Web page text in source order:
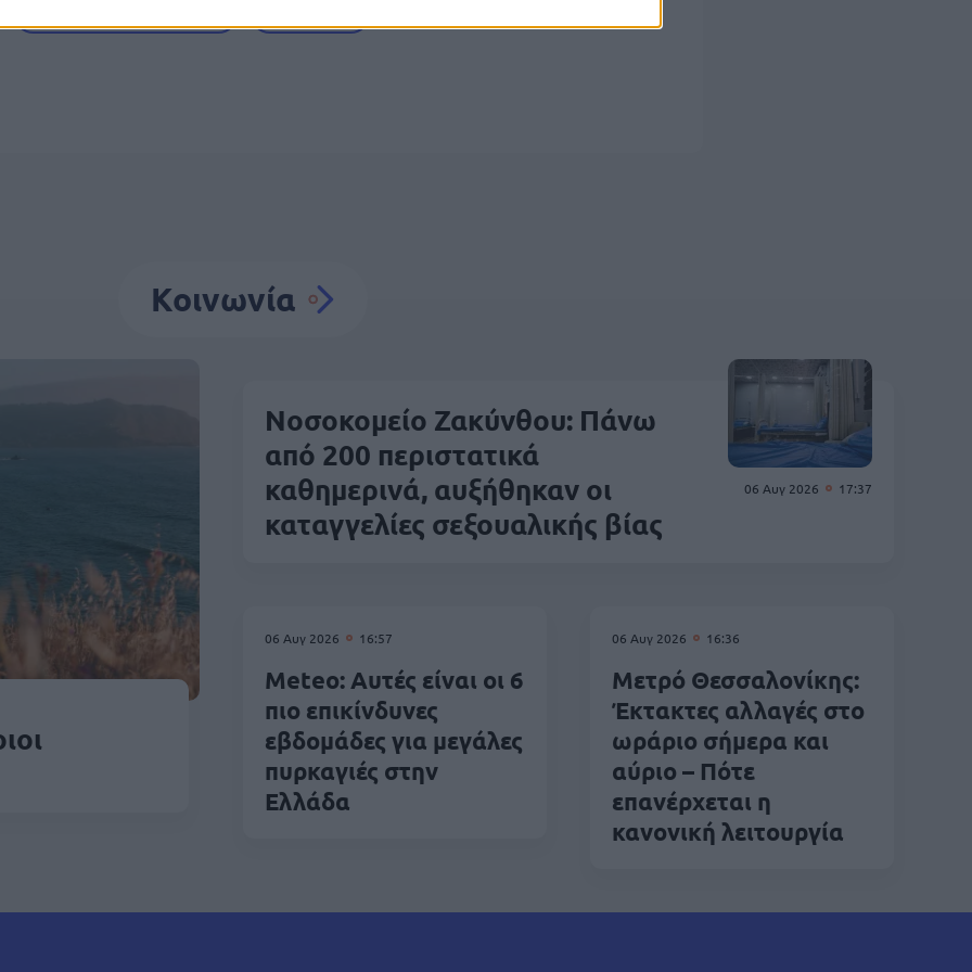
Κοινωνία
06 Αυγ 2026 17:37
Νοσοκομείο Ζακύνθου: Πάνω
από 200 περιστατικά
καθημερινά, αυξήθηκαν οι
καταγγελίες σεξουαλικής βίας
06 Αυγ 2026 16:57
Meteo: Αυτές είναι οι 6
πιο επικίνδυνες
εβδομάδες για μεγάλες
πυρκαγιές στην
Ελλάδα
06 Αυγ 2026 16:36
Μετρό Θεσσαλονίκης:
Έκτακτες αλλαγές στο
ωράριο σήμερα και
αύριο – Πότε
επανέρχεται η
κανονική λειτουργία